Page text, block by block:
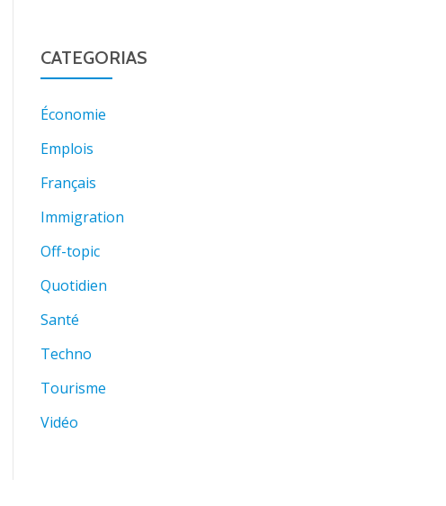
CATEGORIAS
Économie
Emplois
Français
Immigration
Off-topic
Quotidien
Santé
Techno
Tourisme
Vidéo